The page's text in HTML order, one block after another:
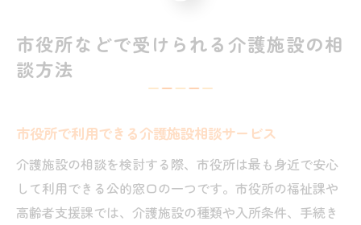
市役所などで受けられる介護施設の相
談方法
市役所で利用できる介護施設相談サービス
介護施設の相談を検討する際、市役所は最も身近で安心
して利用できる公的窓口の一つです。市役所の福祉課や
高齢者支援課では、介護施設の種類や入所条件、手続き